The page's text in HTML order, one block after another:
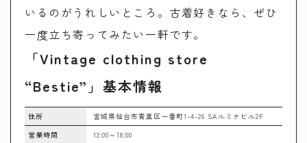
いるのがうれしいところ。古着好きなら、ぜひ
一度立ち寄ってみたい一軒です。
「Vintage clothing store
“Bestie”」基本情報
住所
宮城県仙台市青葉区一番町1-4-26 SAルミナビル2F
営業時間
12:00～18:00